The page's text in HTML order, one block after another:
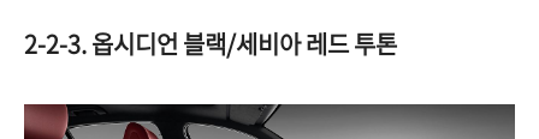
2-2-3. 옵시디언 블랙/세비아 레드 투톤